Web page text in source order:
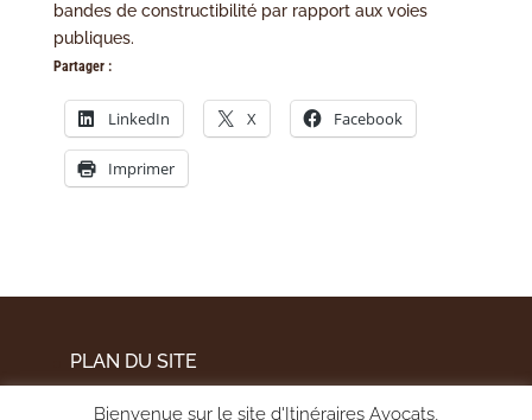
bandes de constructibilité par rapport aux voies
publiques.
Partager :
LinkedIn X Facebook
Imprimer
PLAN DU SITE
Bienvenue sur le site d'Itinéraires Avocats,